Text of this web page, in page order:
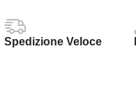
Spedizione Veloce